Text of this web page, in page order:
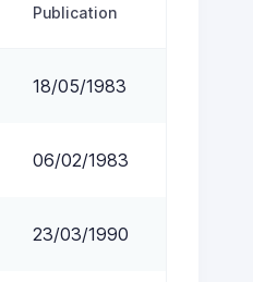
Publication
18/05/1983
06/02/1983
23/03/1990